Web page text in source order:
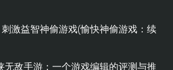
激益智神偷游戏(愉快神偷游戏：续
无敌手游：一个游戏编辑的评测与推